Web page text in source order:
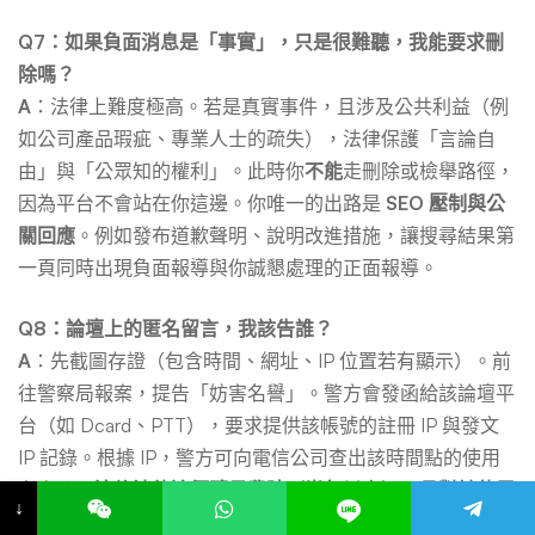
Q7：如果負面消息是「事實」，只是很難聽，我能要求刪
除嗎？
A ：法律上難度極高。若是真實事件，且涉及公共利益（例
如公司產品瑕疵、專業人士的疏失），法律保護「言論自
由」與「公眾知的權利」。此時你不能走刪除或檢舉路徑，
因為平台不會站在你這邊。你唯一的出路是 SEO 壓制與公
關回應 。例如發布道歉聲明、說明改進措施，讓搜尋結果第
一頁同時出現負面報導與你誠懇處理的正面報導。
Q8：論壇上的匿名留言，我該告誰？
A ：先截圖存證（包含時間、網址、IP 位置若有顯示）。前
往警察局報案，提告「妨害名譽」。警方會發函給該論壇平
台（如 Dcard、PTT），要求提供該帳號的註冊 IP 與發文
IP 記錄。根據 IP，警方可向電信公司查出該時間點的使用
者身分。這條法律途徑曠日費時（半年以上），且對於使用
VPN 跳板者無效，但它是對付匿名攻擊唯一的合法途徑。
↓